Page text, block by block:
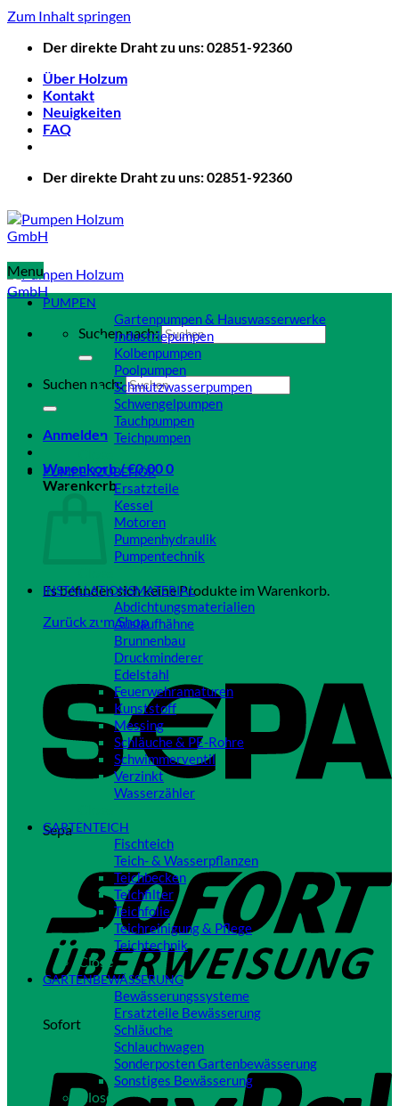
Zum Inhalt springen
Der direkte Draht zu uns: 02851-92360
Über Holzum
Kontakt
Neuigkeiten
FAQ
Der direkte Draht zu uns: 02851-92360
Suchen nach:
Suchen nach:
Anmelden
Warenkorb /€0,000
Warenkorb
Es befinden sich keine Produkte im Warenkorb.
Zurück zum Shop
Sepa
Sofort
Menu
PUMPEN
Gartenpumpen & Hauswasserwerke
Industriepumpen
Kolbenpumpen
Poolpumpen
Schmutzwasserpumpen
Schwengelpumpen
Tauchpumpen
Teichpumpen
PUMPENZUBEHÖR
Ersatzteile
Kessel
Motoren
Pumpenhydraulik
Pumpentechnik
INSTALLATIONSMATERIAL
Abdichtungsmaterialien
Auslaufhähne
Brunnenbau
Druckminderer
Edelstahl
Feuerwehramaturen
Kunststoff
Messing
Schläuche & PE-Rohre
Schwimmerventil
Verzinkt
Wasserzähler
GARTENTEICH
Fischteich
Teich- & Wasserpflanzen
Teichbecken
Teichfilter
Teichfolie
Teichreinigung & Pflege
Teichtechnik
Close
GARTENBEWÄSSERUNG
Bewässerungssysteme
Ersatzteile Bewässerung
Schläuche
Schlauchwagen
Sonderposten Gartenbewässerung
Sonstiges Bewässerung
Close